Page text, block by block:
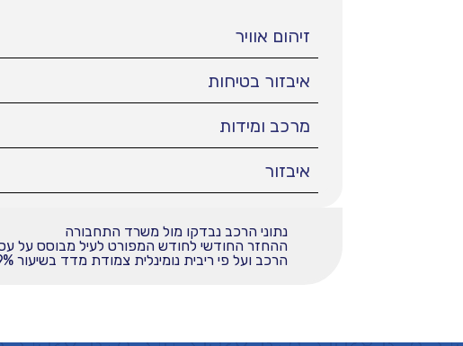
זיהום אוויר
איבזור בטיחות
מרכב ומידות
איבזור
נתוני הרכב נבדקו מול משרד התחבורה
הרכב ועל פי ריבית נומינלית צמודת מדד בשיעור 9.9%